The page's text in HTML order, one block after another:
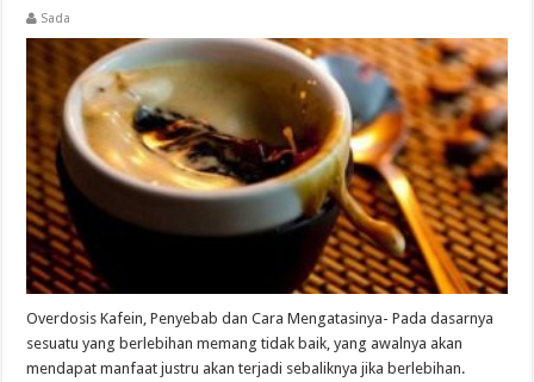
Sada
Overdosis Kafein, Penyebab dan Cara Mengatasinya- Pada dasarnya
sesuatu yang berlebihan memang tidak baik, yang awalnya akan
mendapat manfaat justru akan terjadi sebaliknya jika berlebihan.